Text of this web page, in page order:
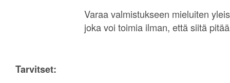
Varaa valmistukseen mieluiten
joka voi toimia ilman, että siitä
Tarvitset: